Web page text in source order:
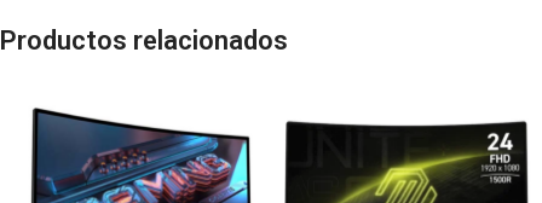
Productos relacionados